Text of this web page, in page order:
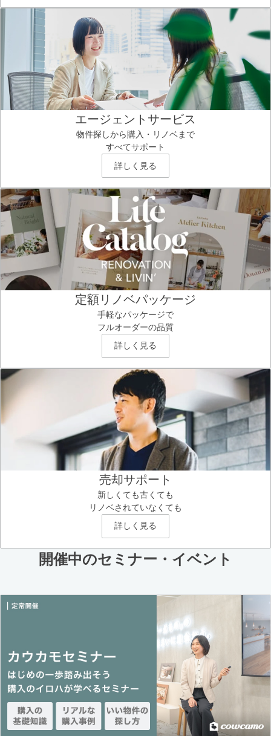
エージェントサービス
物件探しから購入・リノベまで
すべてサポート
詳しく見る
定額リノベパッケージ
手軽なパッケージで
フルオーダーの品質
詳しく見る
売却サポート
新しくても古くても
リノベされていなくても
詳しく見る
開催中のセミナー・イベント